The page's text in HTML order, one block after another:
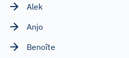
Alek
Anjo
Benoîte